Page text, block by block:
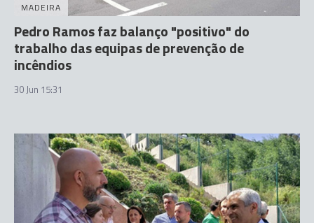
MADEIRA
Pedro Ramos faz balanço "positivo" do
trabalho das equipas de prevenção de
incêndios
30 Jun 15:31